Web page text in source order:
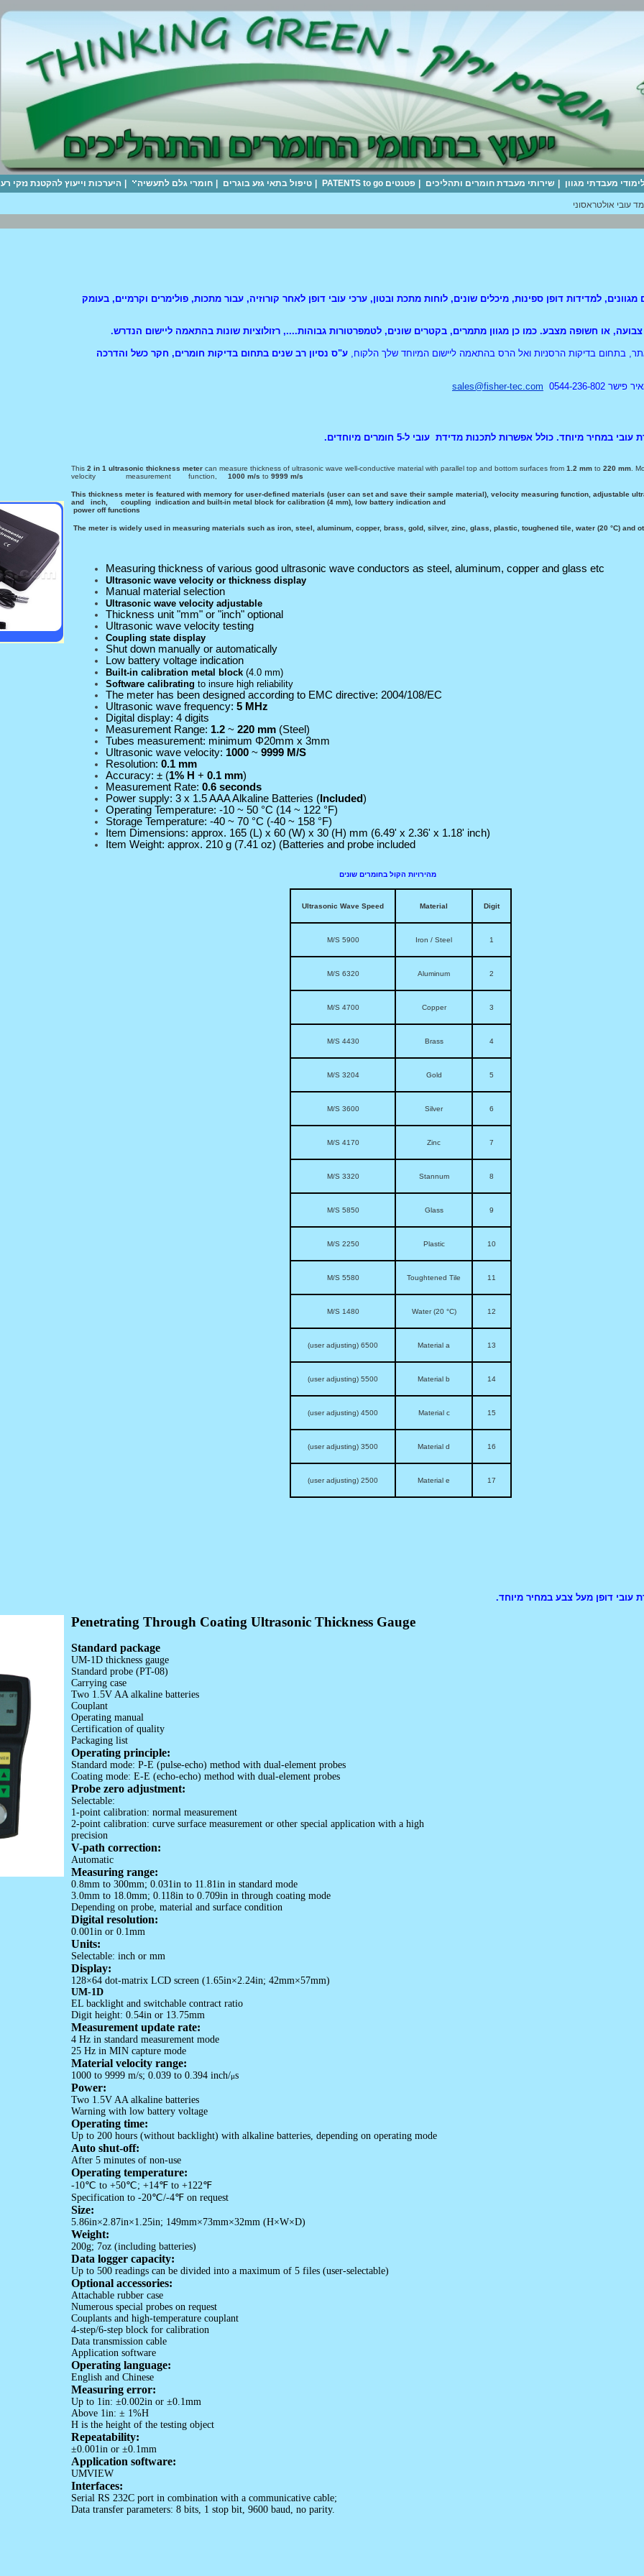
מעבדתי מגוון שירותי מעבדת חומרים ותהליכים פטנטים PATENTS to go טיפול בתאי גזע בוגרים חומרי גלם לתעשיה היערכות וייעוץ להקטנת נזקי
עובי אולטראסוני
מגוונים, למדידות דופן ספינות, מיכלים שונים, לוחות מתכת ובטון, ערכי עובי דופן לאחר קורוזיה, עבור מתכות, פולימרים וקרמיים, בעומק
צבועה, או חשופה מצבע. כמו כן מגוון מתמרים, בקטרים שונים, לטמפרטורות גבוהות...., רזולוציות שונות בהתאמה ליישום הנדרש.
בתחום בדיקות הרסניות ואל הרס בהתאמה ליישום המיוחד שלך הלקוח, ע"ס נסיון רב שנים בתחום בדיקות חומרים, חקר כשל והדרכה
236-802
sales@fisher-tec.com
מיוחד. כולל אפשרות לתכנות מדידת עובי ל-5 חומרים מיוחדים.
2 in 1 ultrasonic thickness meter can measure thickness of ultrasonic wave well-conductive material with parallel top and bottom surfaces from 1.2 mm to 220 mm .
velocity measurement function, 1000 m/s to 9999 m/s
This thickness meter is featured with memory for user-defined materials (user can set and save their sample material), velocity measuring function, adjustable
and inch, coupling indication and built-in metal block for calibration (4 mm), low battery indication and
power off functions
The meter is widely used in measuring materials such as iron, steel, aluminum, copper, brass, gold, silver, zinc, glass, plastic, toughened tile, water (20 °C) and
Measuring thickness of various good ultrasonic wave conductors as steel, aluminum, copper and glass etc
Ultrasonic wave velocity or thickness display
Manual material selection
Ultrasonic wave velocity adjustable
Thickness unit "mm" or "inch" optional
Ultrasonic wave velocity testing
Coupling state display
Shut down manually or automatically
Low battery voltage indication
Built-in calibration metal block (4.0 mm)
Software calibrating to insure high reliability
The meter has been designed according to EMC directive: 2004/108/EC
Ultrasonic wave frequency: 5 MHz
Digital display: 4 digits
Measurement Range: 1.2 ~ 220 mm (Steel)
Tubes measurement: minimum Φ20mm x 3mm
Ultrasonic wave velocity: 1000 ~ 9999 M/S
Resolution: 0.1 mm
Accuracy: ± (1% H + 0.1 mm)
Measurement Rate: 0.6 seconds
Power supply: 3 x 1.5 AAA Alkaline Batteries ( Included)
Operating Temperature: -10 ~ 50 °C (14 ~ 122 °F)
Storage Temperature: -40 ~ 70 °C (-40 ~ 158 °F)
Item Dimensions: approx. 165 (L) x 60 (W) x 30 (H) mm (6.49' x 2.36' x 1.18' inch)
Item Weight: approx. 210 g (7.41 oz) (Batteries and probe included
מהירויות הקול בחומרים שונים
Digit
Material
Ultrasonic Wave Speed
1
Iron / Steel
5900 M/S
2
Aluminum
6320 M/S
3
Copper
4700 M/S
4
Brass
4430 M/S
5
Gold
3204 M/S
6
Silver
3600 M/S
7
Zinc
4170 M/S
8
Stannum
3320 M/S
9
Glass
5850 M/S
10
Plastic
2250 M/S
11
Toughtened Tile
5580 M/S
12
Water (20 °C)
1480 M/S
13
Material a
6500 (user adjusting)
14
Material b
5500 (user adjusting)
15
Material c
4500 (user adjusting)
16
Material d
3500 (user adjusting)
17
Material e
2500 (user adjusting)
עובי דופן מעל צבע במחיר מיוחד.
Penetrating Through Coating Ultrasonic Thickness Gauge
Standard package
UM-1D thickness gauge
Standard probe (PT-08)
Carrying case
Two 1.5V AA alkaline batteries
Couplant
Operating manual
Certification of quality
Packaging list
Operating principle:
Standard mode: P-E (pulse-echo) method with dual-element probes
Coating mode: E-E (echo-echo) method with dual-element probes
Probe zero adjustment:
Selectable:
1-point calibration: normal measurement
2-point calibration: curve surface measurement or other special application with a high
precision
V-path correction:
Automatic
Measuring range:
0.8mm to 300mm; 0.031in to 11.81in in standard mode
3.0mm to 18.0mm; 0.118in to 0.709in in through coating mode
Depending on probe, material and surface condition
Digital resolution:
0.001in or 0.1mm
Units:
Selectable: inch or mm
Display:
128×64 dot-matrix LCD screen (1.65in×2.24in; 42mm×57mm)
UM-1D
EL backlight and switchable contract ratio
Digit height: 0.54in or 13.75mm
Measurement update rate:
4 Hz in standard measurement mode
25 Hz in MIN capture mode
Material velocity range:
1000 to 9999 m/s; 0.039 to 0.394 inch/μs
Power:
Two 1.5V AA alkaline batteries
Warning with low battery voltage
Operating time:
Up to 200 hours (without backlight) with alkaline batteries, depending on operating mode
Auto shut-off:
After 5 minutes of non-use
Operating temperature:
-10℃ to +50℃; +14℉ to +122℉
Specification to -20℃/-4℉ on request
Size:
5.86in×2.87in×1.25in; 149mm×73mm×32mm (H×W×D)
Weight:
200g; 7oz (including batteries)
Data logger capacity:
Up to 500 readings can be divided into a maximum of 5 files (user-selectable)
Optional accessories:
Attachable rubber case
Numerous special probes on request
Couplants and high-temperature couplant
4-step/6-step block for calibration
Data transmission cable
Application software
Operating language:
English and Chinese
Measuring error:
Up to 1in: ±0.002in or ±0.1mm
Above 1in: ± 1%H
H is the height of the testing object
Repeatability:
±0.001in or ±0.1mm
Application software:
UMVIEW
Interfaces:
Serial RS 232C port in combination with a communicative cable;
Data transfer parameters: 8 bits, 1 stop bit, 9600 baud, no parity.